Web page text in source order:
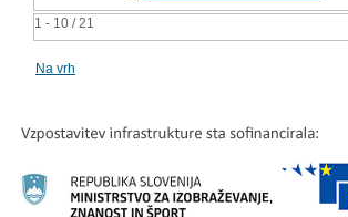
1 - 10 / 21
Na vrh